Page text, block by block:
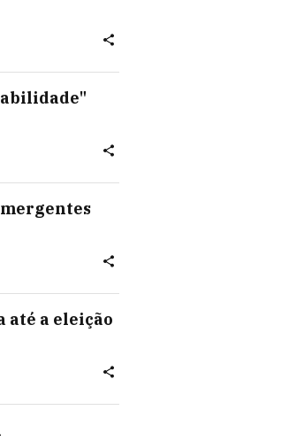
até a eleição